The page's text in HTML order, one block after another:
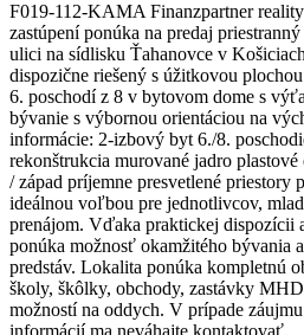
F019-112-KAMA Finanzpartner
zastúpení ponúka na predaj
ulici na sídlisku Ťahanovce v
dispozične riešený s úžitkovou
6. poschodí z 8 v bytovom dome s
bývanie s výbornou orientáciou na
informácie: 2-izbový byt 6./8.
rekonštrukcia murované jadro
/ západ príjemne presvetlené priestory
ideálnou voľbou pre jednotlivcov,
prenájom. Vďaka praktickej dispozícii
ponúka možnosť okamžitého bývania
predstáv. Lokalita ponúka kompletnú
školy, škôlky, obchody, zastávky
možností na oddych. V prípade